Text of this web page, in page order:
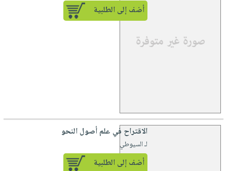
أضف إلى الطلبية
الاقتراح في علم أصول النحو
لـ السيوطي
أضف إلى الطلبية